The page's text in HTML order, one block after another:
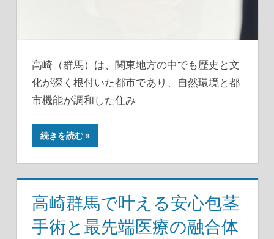
高崎（群馬）は、関東地方の中でも歴史と文
化が深く根付いた都市であり、自然環境と都
市機能が調和した住み
続きを読む
高崎群馬で叶える安心包茎
手術と最先端医療の融合体